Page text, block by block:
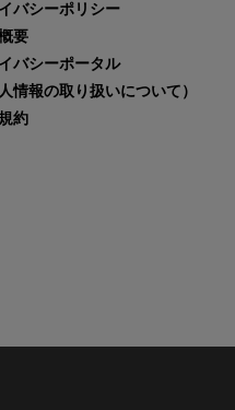
バシーポリシー
要
バシーポータル
人情報の取り扱いについて）
約